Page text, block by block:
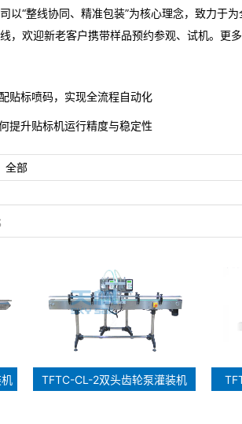
以“整线协同、精准包装”为核心理念，致力于
，欢迎新老客户携带样品预约参观、试机。更多
贴标喷码，实现全流程自动化
提升贴标机运行精度与稳定性
全部
TFTC-CL-2双头齿轮泵灌装机